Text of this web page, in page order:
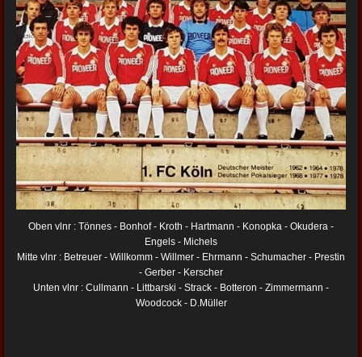
Oben vlnr : Tönnes - Bonhof - Kroth - Hartmann - Konopka - Okudera -
Engels - Michels
Mitte vlnr : Betreuer - Willkomm - Willmer - Ehrmann - Schumacher - Prestin
- Gerber - Kerscher
Unten vlnr : Cullmann - Littbarski - Strack - Botteron - Zimmermann -
Woodcock - D.Müller